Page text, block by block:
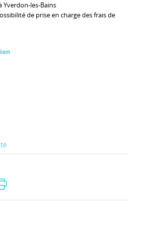
Yverdon-les-Bains
de prise en charge des frais de